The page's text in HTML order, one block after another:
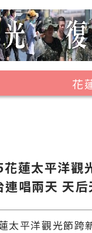
花
花蓮太平洋觀
連唱兩天 天
太平洋觀光節